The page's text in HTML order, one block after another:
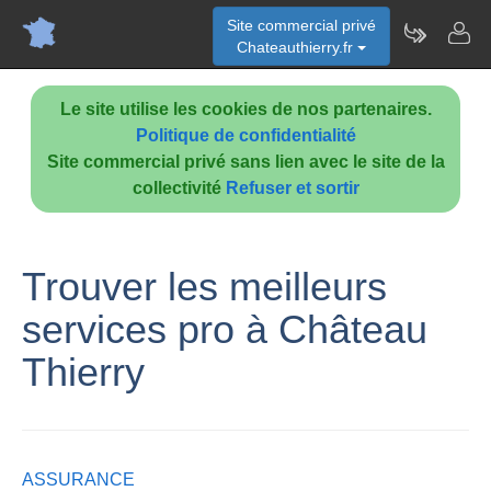
Le site utilise les cookies de nos partenaires.
Politique de confidentialité
Site commercial privé sans lien avec le site de la
collectivité Refuser et sortir
Site commercial privé
Chateauthierry.fr
Trouver les meilleurs
services pro à Château
Thierry
ASSURANCE